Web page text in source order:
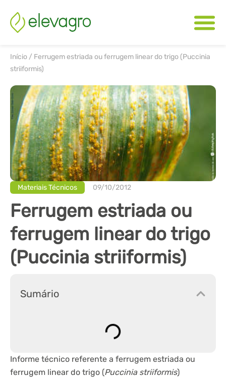
Início / Ferrugem estriada ou ferrugem linear do trigo (Puccinia
striiformis)
Materiais Técnicos 09/10/2012
Ferrugem estriada ou
ferrugem linear do trigo
(Puccinia striiformis)
Sumário
Informe técnico referente a ferrugem estriada ou
ferrugem linear do trigo (Puccinia striiformis)